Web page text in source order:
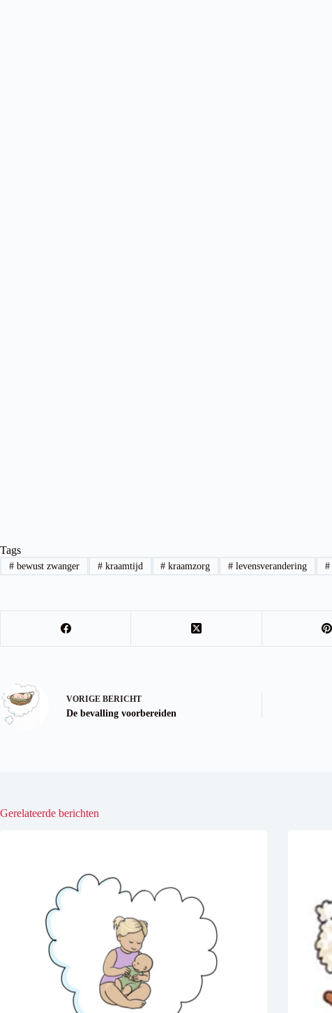
Tags
#bewust zwanger #kraamtijd # kraamzorg # levensverandering #
VORIGE BERICHT
De bevalling voorbereiden
Gerelateerde berichten